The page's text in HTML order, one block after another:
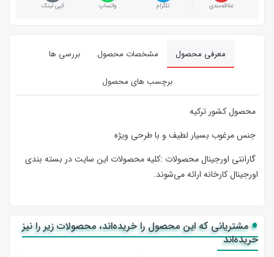
علاقه‌مندی تلگرام واتساپ کپی لینک
معرفی محصول مشخصات محصول بررسی ها
برچسب های محصول
محصول کشور ترکیه
جنس مرغوب بسیار لطیف و با طرحی ویژه
گارانتی اورجینال محصولات :كليه محصولات این سایت در بسته بندی
اورجینال کارخانه ارائه‌‌ می‌شوند.
مشتریانی که این محصول را خریده‌اند، محصولات زیر را نیز
خریده‌اند